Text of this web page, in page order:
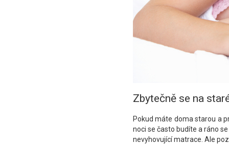
Zbytečně se na
Pokud máte doma starou a
noci se často budíte a ráno
nevyhovující matrace. Ale